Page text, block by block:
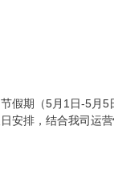
期（5月1日-5月5
排，结合我司运营